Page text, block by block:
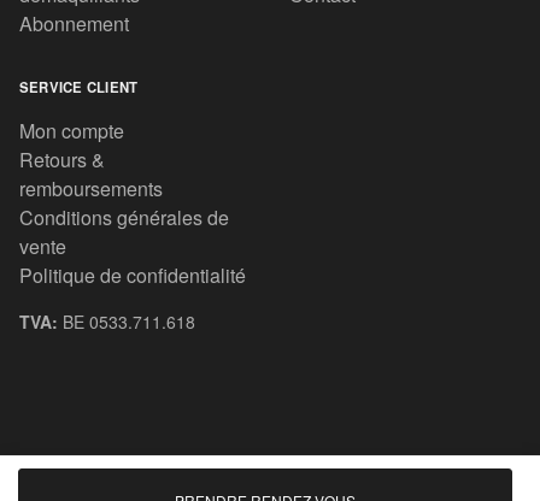
Abonnement
SERVICE CLIENT
Mon compte
Retours &
remboursements
Conditions générales de
vente
Politique de confidentialité
TVA: BE 0533.711.618
© 2020 All rights reserved.